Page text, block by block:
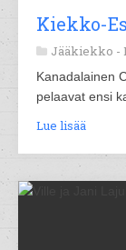
Kiekko-
Jääkiekko -
Kanadalainen
pelaavat ensi
Lue lisää